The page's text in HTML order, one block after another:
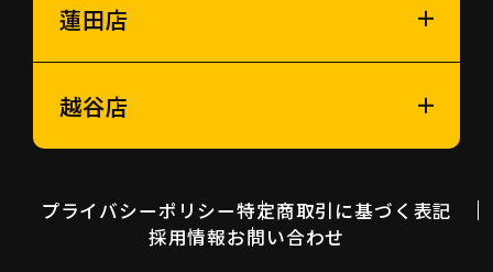
蓮田店
越谷店
プライバシーポリシー特定商取引に基づく表記
採用情報お問い合わせ